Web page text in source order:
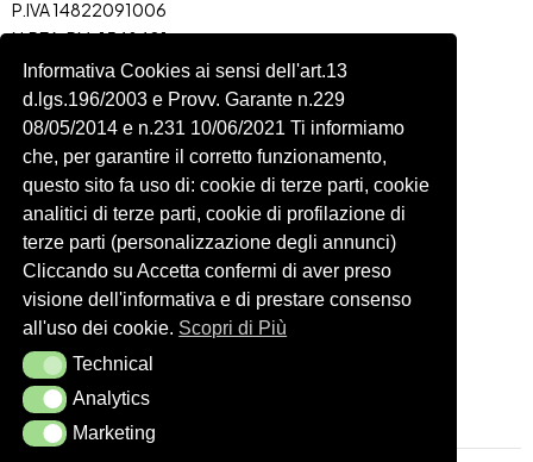
Informativa Cookies ai sensi dell'art.13
d.lgs.196/2003 e Provv. Garante n.229
08/05/2014 e n.231 10/06/2021 Ti informiamo
che, per garantire il corretto funzionamento,
questo sito fa uso di: cookie di terze parti, cookie
analitici di terze parti, cookie di profilazione di
terze parti (personalizzazione degli annunci)
Cliccando su Accetta confermi di aver preso
visione dell'informativa e di prestare consenso
all'uso dei cookie. Scopri di Più
Technical
Technical
Analytics
Analytics
Marketing
Marketing
P.IVA 14822091006
N.REA: RM-1548401
C.SOCIALE: €10,00
334 918 4321
Shop
Shop
Donna
Bambini
Accessori
Account
Carrello
Profilo
Ordini
Wishlist
Spedizioni e Resi